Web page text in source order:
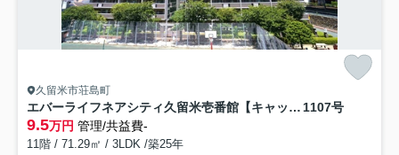
久留米市荘島町
エバーライフネアシティ久留米壱番館【キャッシュバック対象物件】 1107号
9.5万円 管理/共益費-
11階 / 71.29㎡ / 3LDK /築25年